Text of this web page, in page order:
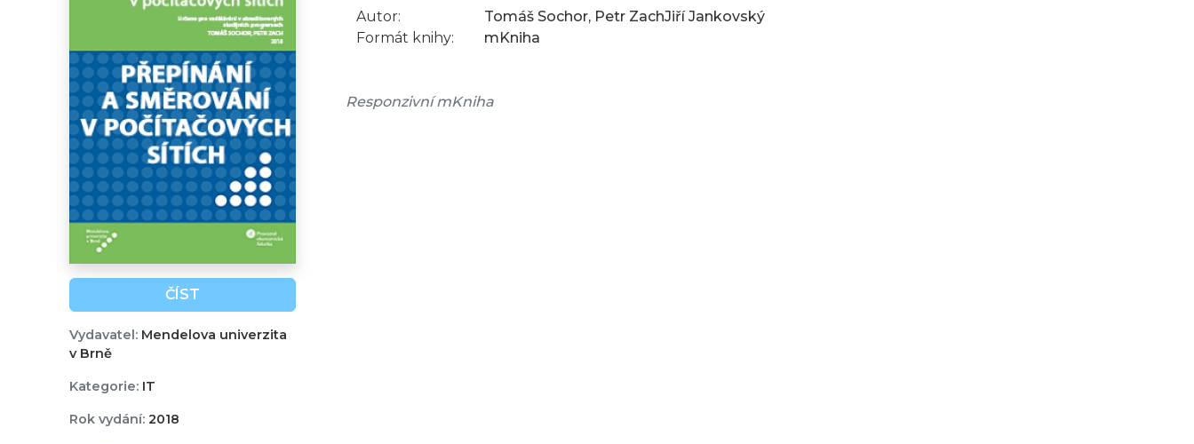
ČÍST
Vydavatel:Mendelova univerzita
v Brně
Kategorie:IT
Rok vydání:2018
Autor:
Tomáš Sochor, Petr ZachJiří Jankovský
Formát knihy:
mKniha
Responzivní mKniha